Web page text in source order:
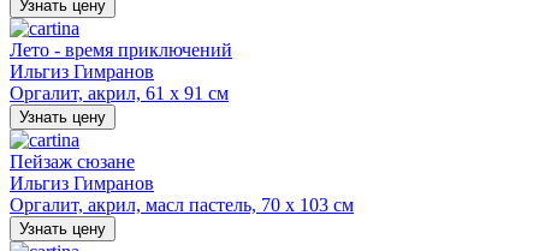
Узнать цену
Лето - время приключений
Ильгиз Гимранов
Оргалит, акрил, 61 х 91 см
Узнать цену
Пейзаж сюзане
Ильгиз Гимранов
Оргалит, акрил, масл пастель, 70 х 103 см
Узнать цену